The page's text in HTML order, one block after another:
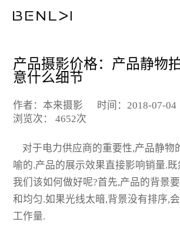
产品摄影价格：产品静物
意什么细节
作者：本来摄影
时间：2018-07-04
浏览次： 4652次
对于电力供应商的重要性,产品静物
喻的.产品的展示效果直接影响销量.
我们该如何做好呢?首先,产品的背景
和均匀.如果光线太暗,背景没有排序,
工作量.